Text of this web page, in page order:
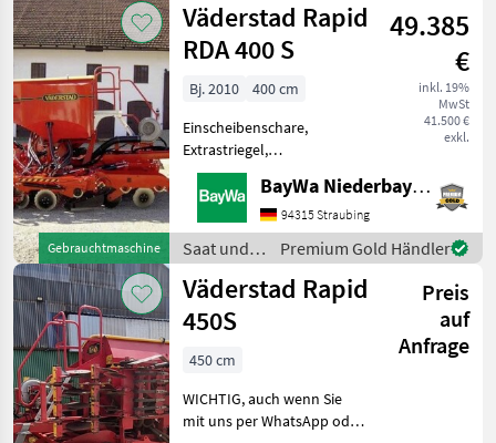
Maschinen Saat
und Pflege
Gebrauchtmaschine
Väderstad Rapid
RDA 400 S
49.385
€
inkl. 19%
MwSt
41.500 €
exkl.
Bj. 2010
400 cm
Einscheibenschare,
Extrastriegel,
Fahrgassenschaltung,
Fahrwerk, hydr.
Schardruckverstellung
Hektar
2765FahrgassenschaltungHydr.
SchardruckverstellungExaktstriegelUntena
BayWa Niederbayern
94315 Straubing
Saat und
Pflege /
Väderstad
Premium Gold Händler
Väderstad Rapid
450S
Preis
auf
Anfrage
450 cm
WICHTIG, auch wenn Sie
mit uns per WhatsApp oder